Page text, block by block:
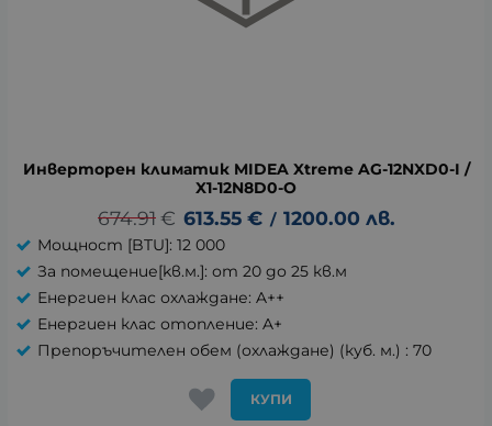
Инверторен климатик MIDEA Xtreme AG-12NXD0-I /
X1-12N8D0-O
674.91 € 613.55 € / 1200.00 лв.
Мощност [BTU]: 12 000
За помещение[kв.м.]: от 20 до 25 кв.м
Енергиен клас охлаждане: A++
Енергиен клас отопление: A+
Препоръчителен обем (охлаждане) (куб. м.) : 70
КУПИ